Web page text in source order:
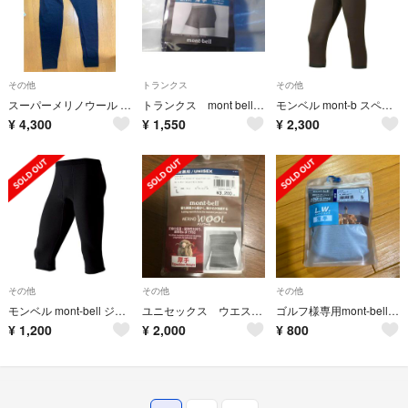
その他
スーパーメリノウール EXP. タイツ Men's
¥ 4,300
トランクス
トランクス mont bell 前開き L
¥ 1,550
その他
モンベル mont-b スペリオシルク L.W.ニーロングタイツ Men's
¥ 2,300
その他
モンベル mont-bell ジオライン L.W. ニーロングタイツ Men's
¥ 1,200
その他
ユニセックス ウエストウォーマー
¥ 2,000
その他
ゴルフ様専用mont-bell ジオラインＬ.Wブリーフ
¥ 800